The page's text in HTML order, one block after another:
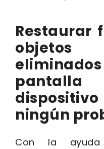
Restaurar
objetos
ningún
Con la